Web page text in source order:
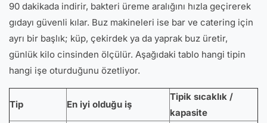
90 dakikada indirir, bakteri üreme aralığını hızla geçirerek
gıdayı güvenli kılar. Buz makineleri ise bar ve catering için
ayrı bir başlık; küp, çekirdek ya da yaprak buz üretir,
günlük kilo cinsinden ölçülür. Aşağıdaki tablo hangi tipin
hangi işe oturduğunu özetliyor.
Tip En iyi olduğu iş
Tipik sıcaklık /
kapasite